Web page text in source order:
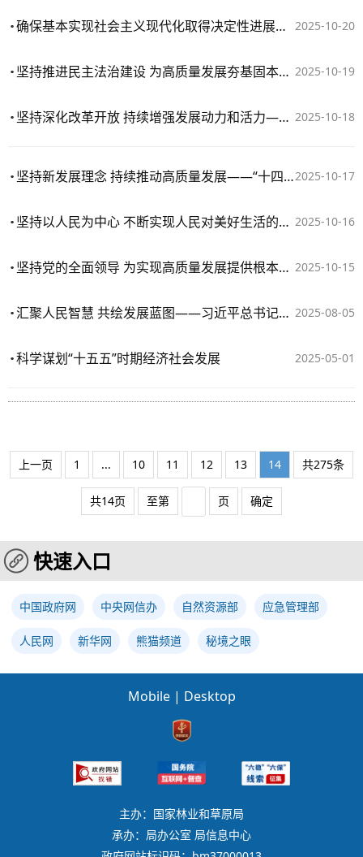
2025-10-20
确保基本实现社会主义现代化取得决定性进展——写在党的二十届四中全会召开之际
2025-10-19
坚持推进民主法治建设 为高质量发展夯基固本——“十四五”时期经济社会发展实践与启示述评之五
2025-10-18
坚持深化改革开放 持续增强发展动力和活力——“十四五”时期经济社会发展实践与启示述评之四
2025-10-17
坚持新发展理念 持续推动高质量发展——“十四五”时期经济社会发展实践与启示述评之三
2025-10-16
坚持以人民为中心 不断实现人民对美好生活的向往——“十四五”时期经济社会发展实践与启示述评之二
2025-10-15
坚持党的全面领导 为实现高质量发展提供根本保证——“十四五”时期经济社会发展实践与启示述评之一
2025-08-05
汇聚人民智慧 共绘发展蓝图——习近平总书记重要指示为做好“十五五”规划编制工作指明方向
2025-05-01
科学谋划“十五五”时期经济社会发展
上一页 1 ... 10 11 12 13 14 共275条
共14页 至第 页 确定
快速入口
中国政府网 中央网信办 自然资源部 应急管理部
人民网 新华网 熊猫频道 秘境之眼
Mobile | Desktop
主办：国家林业和草原局
承办：局办公室 局信息中心